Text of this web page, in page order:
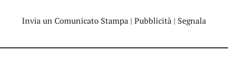
Invia un Comunicato Stampa | Pubblicità | Segnala